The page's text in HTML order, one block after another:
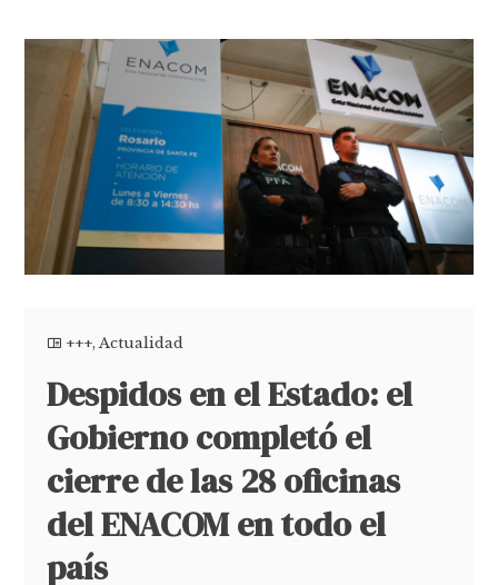
+++,Actualidad
Despidos en el Estado: el
Gobierno completó el
cierre de las 28 oficinas
del ENACOM en todo el
país